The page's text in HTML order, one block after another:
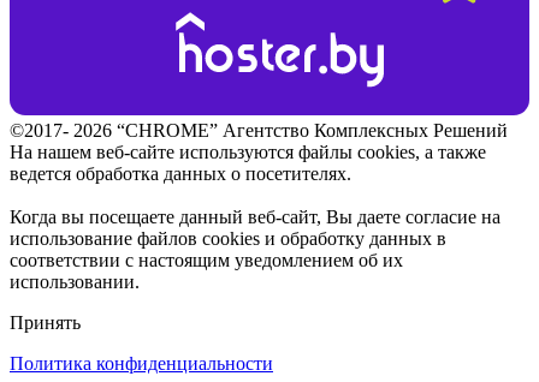
©2017- 2026 “CHROME” Агентство Комплексных Решений
На нашем веб-сайте используются файлы cookies, а также
ведется обработка данных о посетителях.
Когда вы посещаете данный веб-сайт, Вы даете согласие на
использование файлов cookies и обработку данных в
соответствии с настоящим уведомлением об их
использовании.
Принять
Политика конфиденциальности